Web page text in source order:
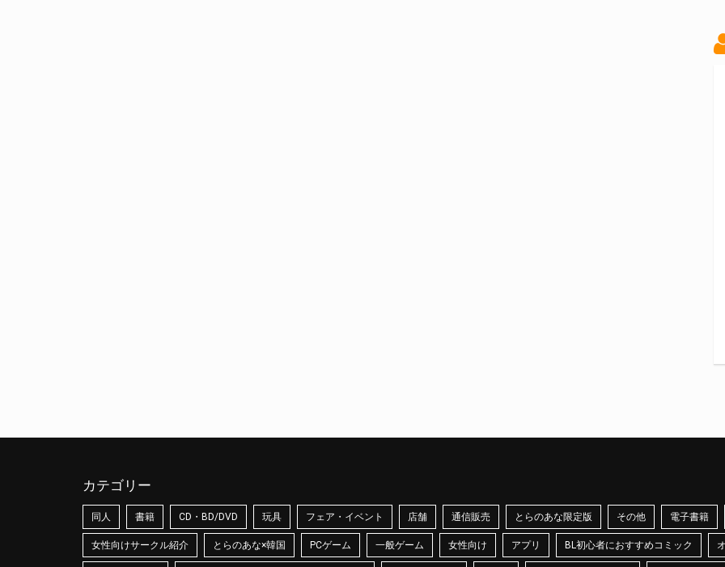
カテゴリー
同人 書籍 CD・BD/DVD 玩具 フェア・イベント 店舗 通信販売 とらのあな限定版 その他 電子書籍
女性向けサークル紹介 とらのあな×韓国 PCゲーム 一般ゲーム 女性向け アプリ BL初心者におすすめコミック